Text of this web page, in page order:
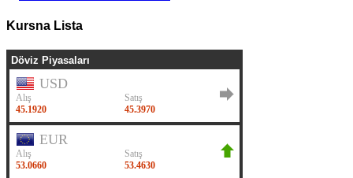
Kursna Lista